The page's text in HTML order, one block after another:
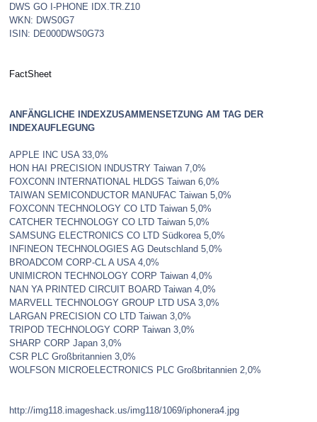
DWS GO I-PHONE IDX.TR.Z10
WKN: DWS0G7
ISIN: DE000DWS0G73
FactSheet
ANFÄNGLICHE INDEXZUSAMMENSETZUNG AM TAG DER
INDEXAUFLEGUNG
APPLE INC USA 33,0%
HON HAI PRECISION INDUSTRY Taiwan 7,0%
FOXCONN INTERNATIONAL HLDGS Taiwan 6,0%
TAIWAN SEMICONDUCTOR MANUFAC Taiwan 5,0%
FOXCONN TECHNOLOGY CO LTD Taiwan 5,0%
CATCHER TECHNOLOGY CO LTD Taiwan 5,0%
SAMSUNG ELECTRONICS CO LTD Südkorea 5,0%
INFINEON TECHNOLOGIES AG Deutschland 5,0%
BROADCOM CORP-CL A USA 4,0%
UNIMICRON TECHNOLOGY CORP Taiwan 4,0%
NAN YA PRINTED CIRCUIT BOARD Taiwan 4,0%
MARVELL TECHNOLOGY GROUP LTD USA 3,0%
LARGAN PRECISION CO LTD Taiwan 3,0%
TRIPOD TECHNOLOGY CORP Taiwan 3,0%
SHARP CORP Japan 3,0%
CSR PLC Großbritannien 3,0%
WOLFSON MICROELECTRONICS PLC Großbritannien 2,0%
http://img118.imageshack.us/img118/1069/iphonera4.jpg